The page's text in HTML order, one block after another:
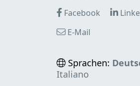
Facebook
E-Mail
Sprachen:
Italiano